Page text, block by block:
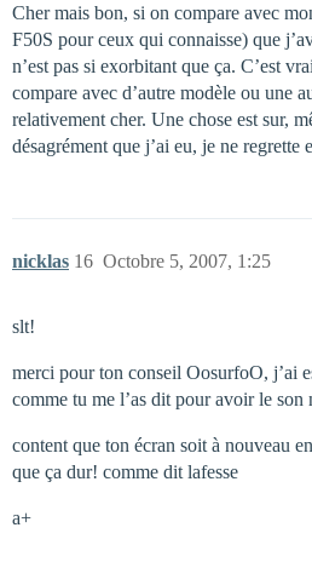
Cher mais bon, si on compare avec
F50S pour ceux qui connaisse) que
n’est pas si exorbitant que ça. C’est
compare avec d’autre modèle ou une
relativement cher. Une chose est sur,
désagrément que j’ai eu, je ne regrette
nicklas Octobre 5, 2007, 1:25
16
slt!
merci pour ton conseil OosurfoO, j’ai
comme tu me l’as dit pour avoir le son
content que ton écran soit à nouveau
que ça dur! comme dit lafesse
a+